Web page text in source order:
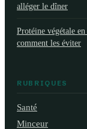
alléger le dîner
Protéine végétale
comment les éviter
RUBRIQUES
Santé
Minceur